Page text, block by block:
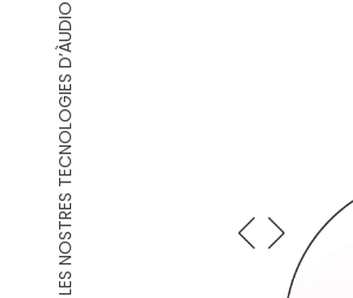
LES NOSTRES TECNOLOGIES D’ÀUDIO